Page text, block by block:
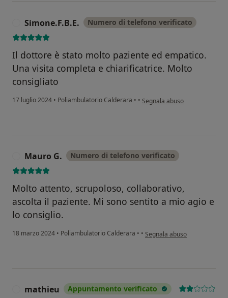
Simone.F.B.E. Numero di telefono verificato
Il dottore è stato molto paziente ed empatico.
Una visita completa e chiarificatrice. Molto
consigliato
17 luglio 2024 • Poliambulatorio Calderara • • secondo l'opinione dell'utente
Segnala abuso
Mauro G. Numero di telefono verificato
Molto attento, scrupoloso, collaborativo,
ascolta il paziente. Mi sono sentito a mio agio e
lo consiglio.
18 marzo 2024 • Poliambulatorio Calderara • • secondo l'opinione
Segnala abuso
mathieu Appuntamento verificato